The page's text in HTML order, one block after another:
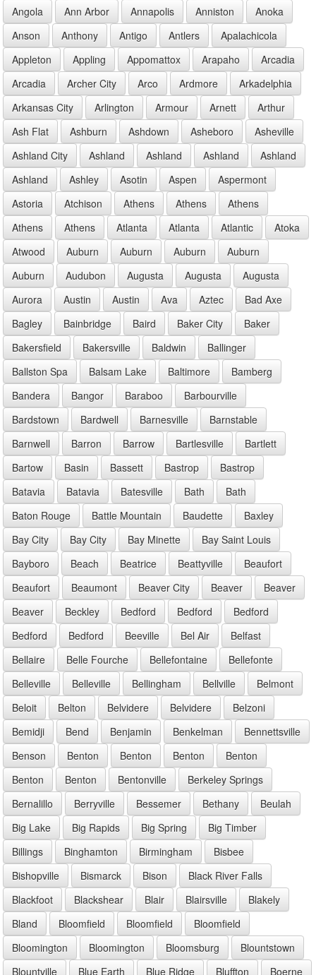
Angola
Ann Arbor Annapolis Anniston
Anoka
Anson
Anthony Antigo Antlers
Apalachicola
Appleton
Appling Appomattox Arapaho
Arcadia
Arcadia
Archer City Arco Ardmore
Arkadelphia
Arkansas City
Arlington Armour Arnett
Arthur
Ash Flat
Ashburn Ashdown Asheboro
Asheville
Ashland City
Ashland Ashland Ashland
Ashland
Ashland
Ashley Asotin Aspen
Aspermont
Astoria
Atchison Athens Athens
Athens
Athens
Athens Atlanta Atlanta Atlantic
Atoka
Atwood
Auburn Auburn Auburn
Auburn
Auburn
Audubon Augusta Augusta
Augusta
Aurora
Austin Austin Ava Aztec
Bad Axe
Bagley
Bainbridge Baird Baker City
Baker
Bakersfield
Bakersville Baldwin
Ballinger
Ballston Spa
Balsam Lake Baltimore
Bamberg
Bandera
Bangor Baraboo
Barbourville
Bardstown
Bardwell Barnesville
Barnstable
Barnwell
Barron Barrow Bartlesville
Bartlett
Bartow
Basin Bassett Bastrop
Bastrop
Batavia
Batavia Batesville Bath
Bath
Baton Rouge
Battle Mountain Baudette
Baxley
Bay City
Bay City Bay Minette
Bay Saint Louis
Bayboro
Beach Beatrice Beattyville
Beaufort
Beaufort
Beaumont Beaver City Beaver
Beaver
Beaver
Beckley Bedford Bedford
Bedford
Bedford
Bedford Beeville Bel Air
Belfast
Bellaire
Belle Fourche Bellefontaine
Bellefonte
Belleville
Belleville Bellingham Bellville
Belmont
Beloit
Belton Belvidere Belvidere
Belzoni
Bemidji
Bend Benjamin Benkelman
Bennettsville
Benson
Benton Benton Benton
Benton
Benton
Benton Bentonville
Berkeley Springs
Bernalillo
Berryville Bessemer Bethany
Beulah
Big Lake
Big Rapids Big Spring
Big Timber
Billings
Binghamton Birmingham
Bisbee
Bishopville
Bismarck Bison
Black River Falls
Blackfoot
Blackshear Blair Blairsville
Blakely
Bland
Bloomfield Bloomfield
Bloomfield
Bloomington
Bloomington Bloomsburg
Blountstown
Blountville
Blue Earth Blue Ridge Bluffton
Boerne